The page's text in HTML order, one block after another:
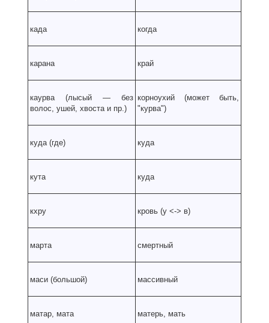
када когда
карана край
каурва (лысый — без
волос, ушей, хвоста и пр.)
корноухий (может быть,
"курва")
куда (где) куда
кута куда
кхру кровь (у <-> в)
марта смертный
маси (большой) массивный
матар, мата матерь, мать